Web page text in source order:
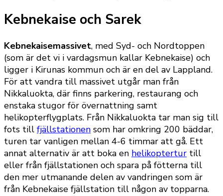
Kebnekaise och Sarek
Kebnekaisemassivet, med Syd- och Nordtoppen
(som är det vi i vardagsmun kallar Kebnekaise) och
ligger i Kirunas kommun och är en del av Lappland.
För att vandra till massivet utgår man från
Nikkaluokta, där finns parkering, restaurang och
enstaka stugor för övernattning samt
helikopterflygplats. Från Nikkaluokta tar man sig till
fots till fjällstationen som har omkring 200 bäddar,
turen tar vanligen mellan 4-6 timmar att gå. Ett
annat alternativ är att boka en helikoptertur till
eller från fjällstationen och spara på fötterna till
den mer utmanande delen av vandringen som är
från Kebnekaise fjällstation till någon av topparna.